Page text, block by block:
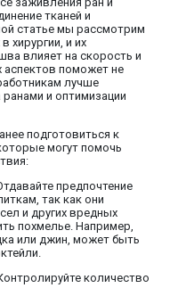
тканей и
статье мы рассмотрим
хирургии, и их
влияет на скорость и
аспектов поможет не
лучше
и оптимизации
подготовиться к
могут помочь
предпочтение
так как они
и других вредных
похмелье. Например,
или джин, может быть
Контролируйте количество